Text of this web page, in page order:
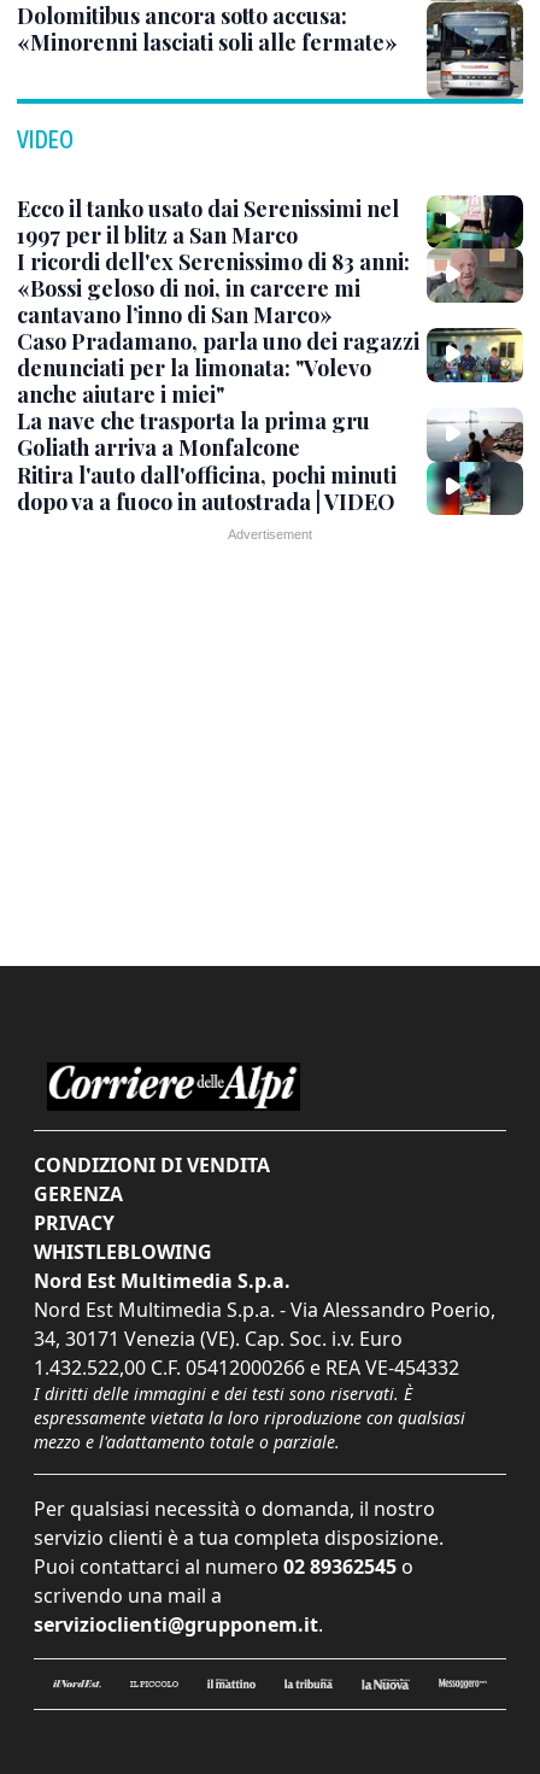
Dolomitibus ancora sotto accusa:
«Minorenni lasciati soli alle fermate»
VIDEO
Ecco il tanko usato dai Serenissimi nel
1997 per il blitz a San Marco
I ricordi dell'ex Serenissimo di 83 anni:
«Bossi geloso di noi, in carcere mi
cantavano l’inno di San Marco»
Caso Pradamano, parla uno dei ragazzi
denunciati per la limonata: "Volevo
anche aiutare i miei"
La nave che trasporta la prima gru
Goliath arriva a Monfalcone
Ritira l'auto dall'officina, pochi minuti
dopo va a fuoco in autostrada | VIDEO
CONDIZIONI DI VENDITA
GERENZA
PRIVACY
WHISTLEBLOWING
Nord Est Multimedia S.p.a.
Nord Est Multimedia S.p.a. - Via Alessandro Poerio,
34, 30171 Venezia (VE). Cap. Soc. i.v. Euro
1.432.522,00 C.F. 05412000266 e REA VE-454332
I diritti delle immagini e dei testi sono riservati. È
espressamente vietata la loro riproduzione con qualsiasi
mezzo e l'adattamento totale o parziale.
Per qualsiasi necessità o domanda, il nostro
servizio clienti è a tua completa disposizione.
Puoi contattarci al numero 02 89362545 o
scrivendo una mail a
servizioclienti@grupponem.it.